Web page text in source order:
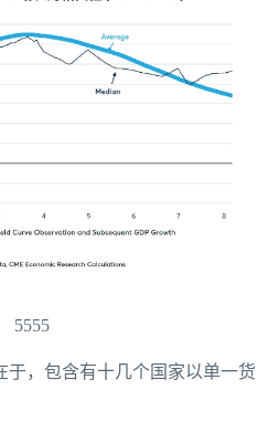
5555
于，包含有十几个国家以单一货